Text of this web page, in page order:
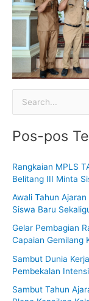
u
t
k
Pos-pos
Rangkaian MPLS
Belitang III Minta
Awali Tahun
Siswa Baru
Gelar Pembagian
Capaian Gemilang
Sambut Dunia
Pembekalan
Sambut Tahun